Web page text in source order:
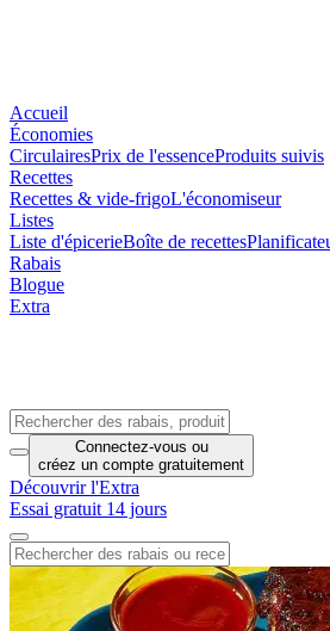
Accueil
Économies
CirculairesPrix de l'essenceProduits suivis
Recettes
Recettes & vide-frigoL'économiseur
Listes
Liste d'épicerieBoîte de recettes
Rabais
Blogue
Extra
Connectez-vous ou
créez un compte gratuitement
Découvrir l'Extra
Essai gratuit 14 jours